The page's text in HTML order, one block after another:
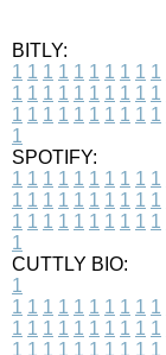
BITLY:
1 1 1 1 1 1 1 1 1 1
1 1 1 1 1 1 1 1 1 1
1 1 1 1 1 1 1 1 1 1
1
SPOTIFY:
1 1 1 1 1 1 1 1 1 1
1 1 1 1 1 1 1 1 1 1
1 1 1 1 1 1 1 1 1 1
1
CUTTLY BIO:
1
1 1 1 1 1 1 1 1 1 1
1 1 1 1 1 1 1 1 1 1
1 1 1 1 1 1 1 1 1 1